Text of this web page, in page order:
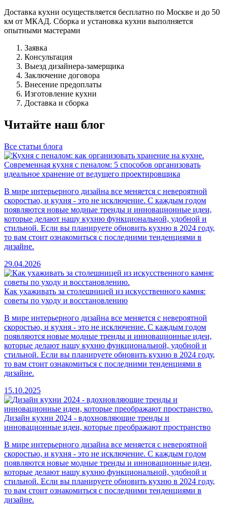
Доставка кухни осуществляется бесплатно по Москве и до 50
км от МКАД. Сборка и установка кухни выполняется
опытными мастерами
Заявка
Консультация
Выезд дизайнера-замерщика
Заключение договора
Внесение предоплаты
Изготовление кухни
Доставка и сборка
Читайте наш блог
Все статьи блога
Современная кухня с пеналом: 5 способов организовать
идеальное хранение от ведущего проектировщика
В мире интерьерного дизайна все меняется с невероятной
скоростью, и кухня - это не исключение. С каждым годом
появляются новые модные тренды и инновационные идеи,
которые делают нашу кухню функциональной, удобной и
стильной. Если вы планируете обновить кухню в 2024 году,
то вам стоит ознакомиться с последними тенденциями в
дизайне.
29.04.2026
Как ухаживать за столешницей из искусственного камня:
советы по уходу и восстановлению
В мире интерьерного дизайна все меняется с невероятной
скоростью, и кухня - это не исключение. С каждым годом
появляются новые модные тренды и инновационные идеи,
которые делают нашу кухню функциональной, удобной и
стильной. Если вы планируете обновить кухню в 2024 году,
то вам стоит ознакомиться с последними тенденциями в
дизайне.
15.10.2025
Дизайн кухни 2024 - вдохновляющие тренды и
инновационные идеи, которые преображают пространство
В мире интерьерного дизайна все меняется с невероятной
скоростью, и кухня - это не исключение. С каждым годом
появляются новые модные тренды и инновационные идеи,
которые делают нашу кухню функциональной, удобной и
стильной. Если вы планируете обновить кухню в 2024 году,
то вам стоит ознакомиться с последними тенденциями в
дизайне.